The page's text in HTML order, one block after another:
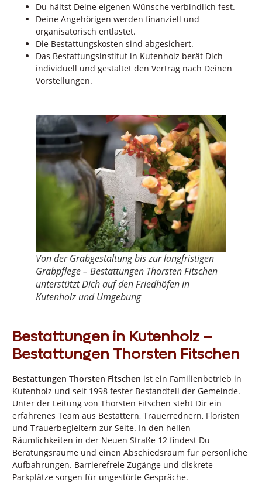
Du hältst Deine eigenen Wünsche verbindlich fest.
Deine Angehörigen werden finanziell und
organisatorisch entlastet.
Die Bestattungskosten sind abgesichert.
Das Bestattungsinstitut in Kutenholz berät Dich
individuell und gestaltet den Vertrag nach Deinen
Vorstellungen.
Von der Grabgestaltung bis zur langfristigen
Grabpflege – Bestattungen Thorsten Fitschen
unterstützt Dich auf den Friedhöfen in
Kutenholz und Umgebung
Bestattungen in Kutenholz –
Bestattungen Thorsten Fitschen
Bestattungen Thorsten Fitschen ist ein Familienbetrieb in
Kutenholz und seit 1998 fester Bestandteil der Gemeinde.
Unter der Leitung von Thorsten Fitschen steht Dir ein
erfahrenes Team aus Bestattern, Trauerrednern, Floristen
und Trauerbegleitern zur Seite. In den hellen
Räumlichkeiten in der Neuen Straße 12 findest Du
Beratungsräume und einen Abschiedsraum für persönliche
Aufbahrungen. Barrierefreie Zugänge und diskrete
Parkplätze sorgen für ungestörte Gespräche.